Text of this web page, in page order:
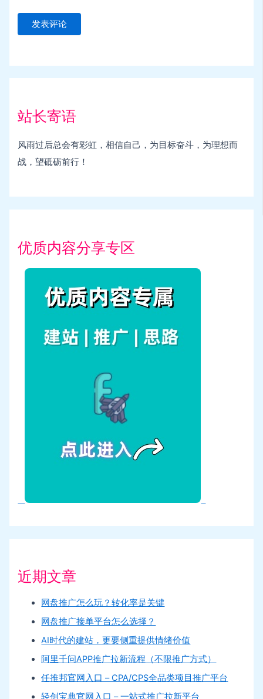
站长寄语
风雨过后总会有彩虹，相信自己，为目标奋斗，为理想而
战，望砥砺前行！
优质内容分享专区
近期文章
网盘推广怎么玩？转化率是关键
网盘推广接单平台怎么选择？
AI时代的建站，更要侧重提供情绪价值
阿里千问APP推广拉新流程（不限推广方式）
任推邦官网入口 – CPA/CPS全品类项目推广平台
轻创宝典官网入口 – 一站式推广拉新平台